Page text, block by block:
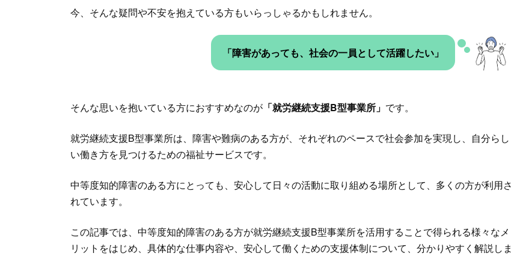
今、そんな疑問や不安を抱えている方もいらっしゃるかもしれません。
「障害があっても、社会の一員として活躍したい」
そんな思いを抱いている方におすすめなのが 「就労継続支援B型事業所」 です。
就労継続支援B型事業所は、障害や難病のある方が、それぞれのペースで社会参加を実現し、自分らし
い働き方を見つけるための福祉サービスです。
中等度知的障害のある方にとっても、安心して日々の活動に取り組める場所として、多くの方が利用さ
れています。
この記事では、中等度知的障害のある方が就労継続支援B型事業所を活用することで得られる様々なメ
リットをはじめ、具体的な仕事内容や、安心して働くための支援体制について、分かりやすく解説しま